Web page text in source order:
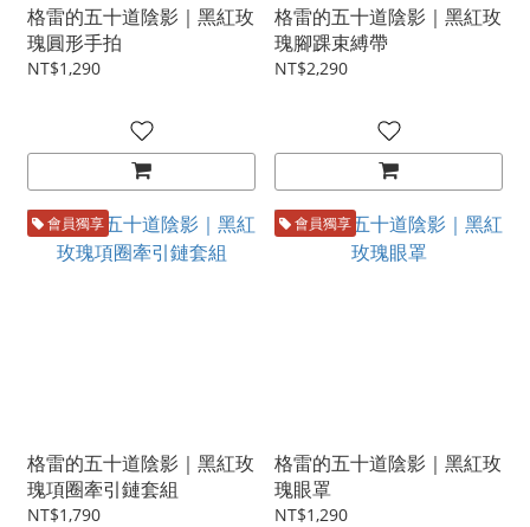
格雷的五十道陰影｜黑紅玫
瑰圓形手拍
NT$1,290
格雷的五十道陰影｜黑紅玫
瑰腳踝束縛帶
NT$2,290
會員獨享
格雷的五十道陰影｜黑紅玫
瑰項圈牽引鏈套組
NT$1,790
會員獨享
格雷的五十道陰影｜黑紅玫
瑰眼罩
NT$1,290